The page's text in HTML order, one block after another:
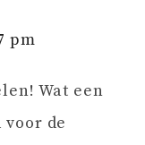
pm
Wat een
de